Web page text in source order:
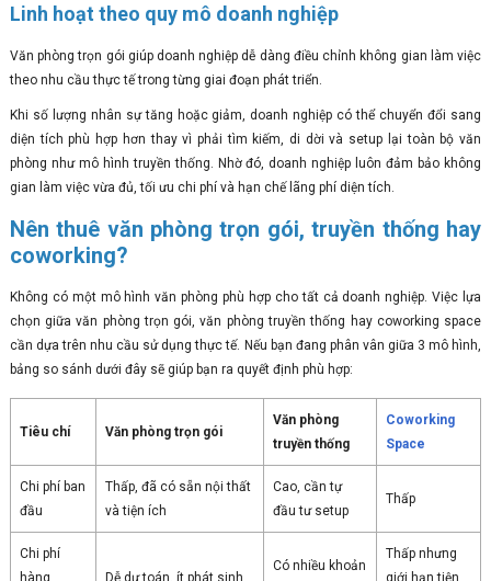
Linh hoạt theo quy mô doanh nghiệp
Văn phòng trọn gói giúp doanh nghiệp dễ dàng điều chỉnh không gian làm việc
theo nhu cầu thực tế trong từng giai đoạn phát triển.
Khi số lượng nhân sự tăng hoặc giảm, doanh nghiệp có thể chuyển đổi sang
diện tích phù hợp hơn thay vì phải tìm kiếm, di dời và setup lại toàn bộ văn
phòng như mô hình truyền thống. Nhờ đó, doanh nghiệp luôn đảm bảo không
gian làm việc vừa đủ, tối ưu chi phí và hạn chế lãng phí diện tích.
Nên thuê văn phòng trọn gói, truyền thống hay
coworking?
Không có một mô hình văn phòng phù hợp cho tất cả doanh nghiệp. Việc lựa
chọn giữa văn phòng trọn gói, văn phòng truyền thống hay coworking space
cần dựa trên nhu cầu sử dụng thực tế. Nếu bạn đang phân vân giữa 3 mô hình,
bảng so sánh dưới đây sẽ giúp bạn ra quyết định phù hợp:
Tiêu chí Văn phòng trọn gói
Văn phòng
truyền thống
Coworking
Space
Chi phí ban
đầu
Thấp, đã có sẵn nội thất
và tiện ích
Cao, cần tự
đầu tư setup
Thấp
Chi phí
hàng
Dễ dự toán, ít phát sinh
Có nhiều khoản
Thấp nhưng
giới hạn tiện